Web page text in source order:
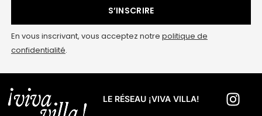
S’INSCRIRE
En vous inscrivant, vous acceptez notre politique de
confidentialité.
LE RÉSEAU ¡VIVA VILLA!